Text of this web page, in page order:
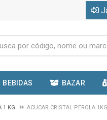
BEBIDAS BAZAR
1 KG ACUCAR CRISTAL PEROLA 1KG